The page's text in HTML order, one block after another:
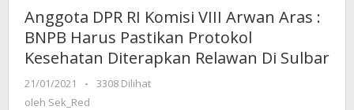
Komisi
VIII
Arwan
Anggota DPR RI Komisi VIII Arwan Aras :
BNPB Harus Pastikan Protokol
Kesehatan Diterapkan Relawan Di Sulbar
21/01/2021
oleh
Sek_Red
-
3308 Dilihat
oleh Sek_Red